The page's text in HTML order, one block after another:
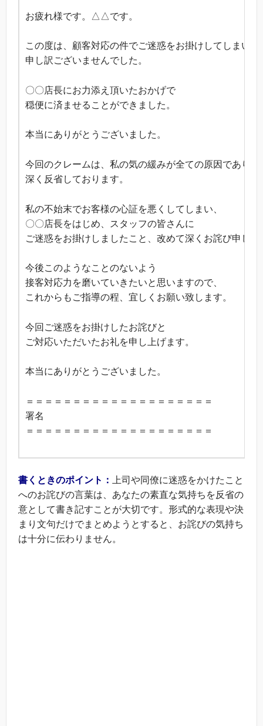
お疲れ様です。△△です。
この度は、顧客対応の件でご迷惑をお掛けしてしまい
申し訳ございませんでした。
〇〇店長にお力添え頂いたおかげで
穏便に済ませることができました。
本当にありがとうございました。
今回のクレームは、私の気の緩みが全ての原因であり、
深く反省しております。
私の不始末でお客様の心証を悪くしてしまい、
〇〇店長をはじめ、スタッフの皆さんに
ご迷惑をお掛けしましたこと、改めて深くお詫び申し上
今後このようなことのないよう
接客対応力を磨いていきたいと思いますので、
これからもご指導の程、宜しくお願い致します。
今回ご迷惑をお掛けしたお詫びと
ご対応いただいたお礼を申し上げます。
本当にありがとうございました。
＝＝＝＝＝＝＝＝＝＝＝＝＝＝＝＝＝＝＝＝
署名
＝＝＝＝＝＝＝＝＝＝＝＝＝＝＝＝＝＝＝＝
書くときのポイント： 上司や同僚に迷惑をかけたこと
へのお詫びの言葉は、あなたの素直な気持ちを反省の
意として書き記すことが大切です。形式的な表現や決
まり文句だけでまとめようとすると、お詫びの気持ち
は十分に伝わりません。